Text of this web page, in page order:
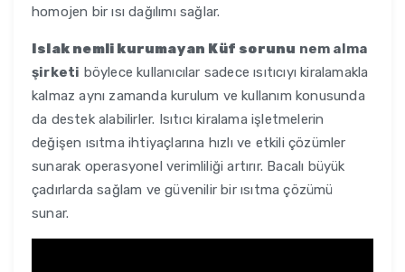
homojen bir ısı dağılımı sağlar.
Islak nemli kurumayan Küf sorunu nem alma
şirketi böylece kullanıcılar sadece ısıtıcıyı kiralamakla
kalmaz aynı zamanda kurulum ve kullanım konusunda
da destek alabilirler. Isıtıcı kiralama işletmelerin
değişen ısıtma ihtiyaçlarına hızlı ve etkili çözümler
sunarak operasyonel verimliliği artırır. Bacalı büyük
çadırlarda sağlam ve güvenilir bir ısıtma çözümü
sunar.